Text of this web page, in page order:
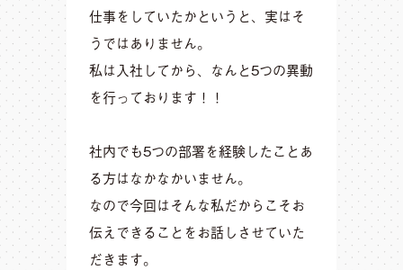
仕事をしていたかというと、実はそ
うではありません。
私は入社してから、なんと5つの異動
を行っております！！
社内でも5つの部署を経験したことあ
る方はなかなかいません。
なので今回はそんな私だからこそお
伝えできることをお話しさせていた
だきます。